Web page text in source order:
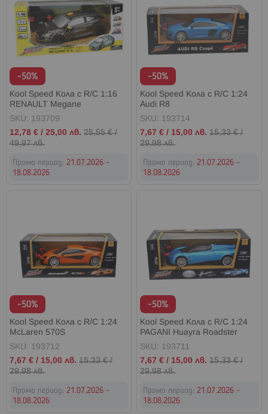
-50%
Kool Speed Кола с R/C 1:16
RENAULT Mеgane
SKU: 193709
Промо
цена
12,78 € / 25,00 лв. 25,55 €/
49,97 лв.
Промо период: 21.07.2026 -
18.08.2026
-50%
Kool Speed Кола с R/C 1:24
Audi R8
SKU: 193714
Промо
цена
7,67 € / 15,00 лв. 15,33 €/
29,98 лв.
Промо период:21.07.2026 -
18.08.2026
-50%
Kool Speed Кола с R/C 1:24
McLaren 570S
SKU: 193712
Промо
цена
7,67 € / 15,00 лв. 15,33 €/
29,98 лв.
Промо период: 21.07.2026 -
18.08.2026
-50%
Kool Speed Кола с R/C 1:24
PAGANI Huayra Roadster
SKU: 193711
Промо
цена
7,67 € / 15,00 лв. 15,33 €/
29,98 лв.
Промо период:21.07.2026 -
18.08.2026